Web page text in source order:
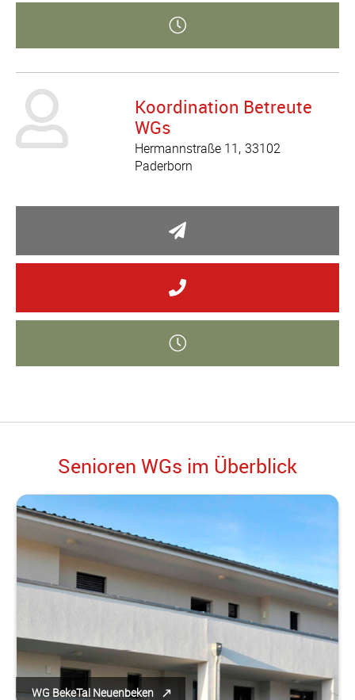
Koordination Betreute
WGs
Hermannstraße 11 33102
Paderborn
Senioren WGs im Überblick
WG BekeTal Neuenbeken